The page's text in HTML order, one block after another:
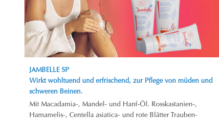
JAMBELLE SP
Wirkt wohltuend und erfrischend, zur Pflege von müden und
schweren Beinen.
Mit Macadamia-, Mandel- und Hanf-Öl. Rosskastanien-,
Hamamelis-, Centella asiatica- und rote Blätter Trauben-